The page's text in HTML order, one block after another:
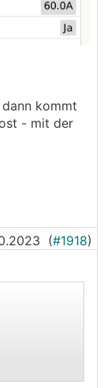
kommt
- mit der
(#1918)